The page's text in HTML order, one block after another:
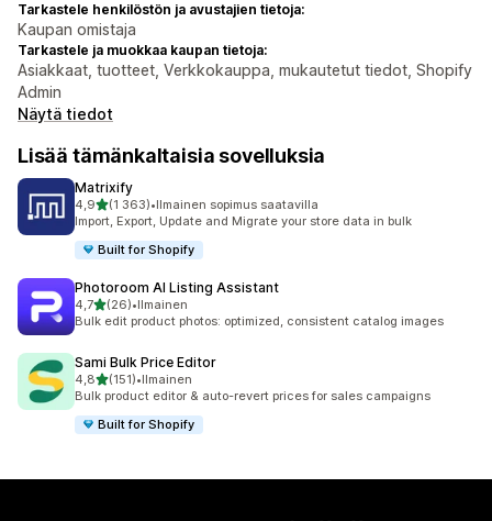
Tarkastele henkilöstön ja avustajien tietoja:
Kaupan omistaja
Tarkastele ja muokkaa kaupan tietoja:
Asiakkaat, tuotteet, Verkkokauppa, mukautetut tiedot, Shopify
Admin
Näytä tiedot
Lisää tämänkaltaisia sovelluksia
Matrixify
4,9/ 5 tähteä
(1 363)
1363 arvostelua yhteensä
•Ilmainen sopimus saatavilla
Import, Export, Update and Migrate your store data in bulk
Built for Shopify
Photoroom AI Listing Assistant
4,7/ 5 tähteä
(26)
26 arvostelua yhteensä
•Ilmainen
Bulk edit product photos: optimized, consistent catalog images
Sami Bulk Price Editor
4,8/ 5 tähteä
(151)
151 arvostelua yhteensä
•Ilmainen
Bulk product editor & auto-revert prices for sales campaigns
Built for Shopify